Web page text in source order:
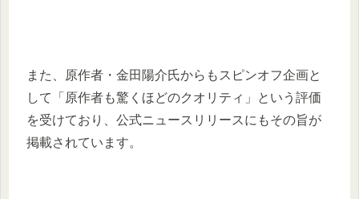
また、原作者・金田陽介氏からもスピンオフ企画と
して「原作者も驚くほどのクオリティ」という評価
を受けており、公式ニュースリリースにもその旨が
掲載されています。